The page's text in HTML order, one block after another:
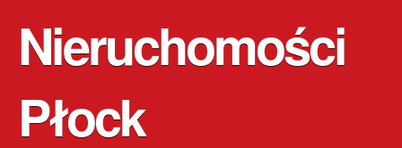
Nieruchomości
Płock